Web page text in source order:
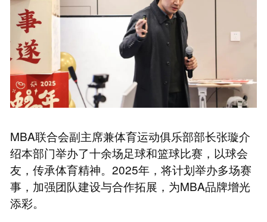
MBA联合会副主席兼体育运动俱乐部部长张璇介
绍本部门举办了十余场足球和篮球比赛，以球会
友，传承体育精神。2025年，将计划举办多场赛
事，加强团队建设与合作拓展，为MBA品牌增光
添彩。